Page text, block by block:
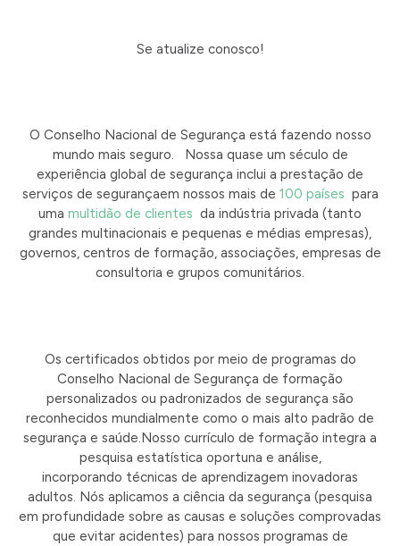
Se atualize conosco!
O Conselho Nacional de Segurança está fazendo nosso
mundo mais seguro.
Nossa quase um século de
experiência global de segurança inclui a prestação de
serviços de segurançaem nossos mais de 100 países para
uma multidão de clientes da indústria privada (tanto
grandes multinacionais e pequenas e médias empresas),
governos, centros de formação, associações, empresas de
consultoria e grupos comunitários.
Os certificados obtidos por meio de programas do
Conselho Nacional de Segurança de formação
personalizados ou padronizados de segurança são
reconhecidos mundialmente como o mais alto padrão de
segurança e saúde.Nosso currículo de formação integra a
pesquisa estatística oportuna e análise,
incorporando técnicas de aprendizagem inovadoras
adultos. Nós aplicamos a ciência da segurança (pesquisa
em profundidade sobre as causas e soluções comprovadas
que evitar acidentes) para nossos programas de